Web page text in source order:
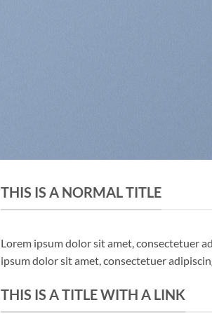
THIS IS A NORMAL TITLE
Lorem ipsum dolor sit amet, consectetuer
ipsum dolor sit amet, consectetuer
THIS IS A TITLE WITH A LINK